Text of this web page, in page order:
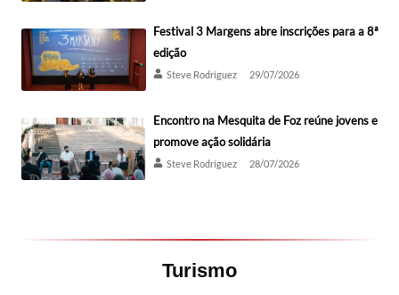
Festival 3 Margens abre inscrições para a 8ª
edição
Steve Rodríguez 29/07/2026
Encontro na Mesquita de Foz reúne jovens e
promove ação solidária
Steve Rodríguez 28/07/2026
Turismo